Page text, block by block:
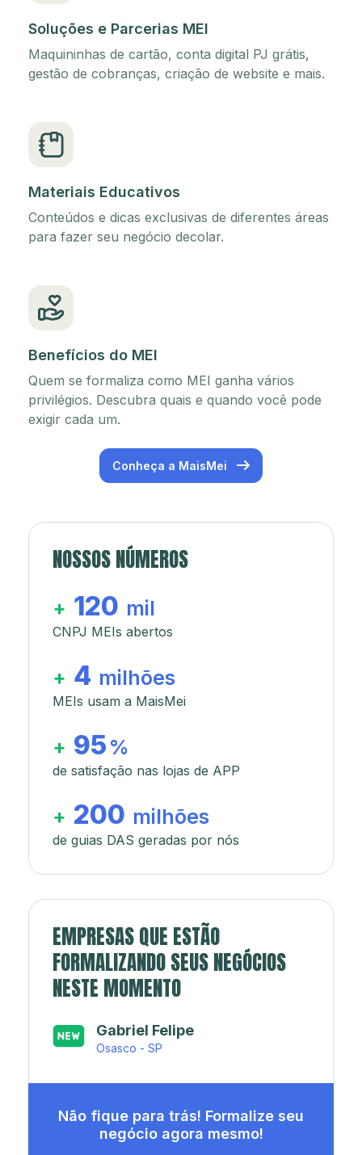
Soluções e Parcerias MEI
Maquininhas de cartão, conta digital PJ grátis,
gestão de cobranças, criação de website e mais.
Materiais Educativos
Conteúdos e dicas exclusivas de diferentes áreas
para fazer seu negócio decolar.
Benefícios do MEI
Quem se formaliza como MEI ganha vários
privilégios. Descubra quais e quando você pode
exigir cada um.
Conheça a MaisMei
NOSSOS NÚMEROS
+ 120 mil
CNPJ MEIs abertos
+ 4 milhões
MEIs usam a MaisMei
+ 95 %
de satisfação nas lojas de APP
+ 200 milhões
de guias DAS geradas por nós
EMPRESAS QUE ESTÃO
FORMALIZANDO SEUS NEGÓCIOS
NESTE MOMENTO
Japa’s açaí e sorveteria
Rio de Janeiro - RJ
Não fique para trás! Formalize seu
negócio agora mesmo!